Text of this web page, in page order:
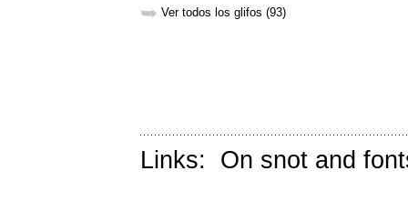
➥ Ver todos los glifos (93)
Links: On snot and